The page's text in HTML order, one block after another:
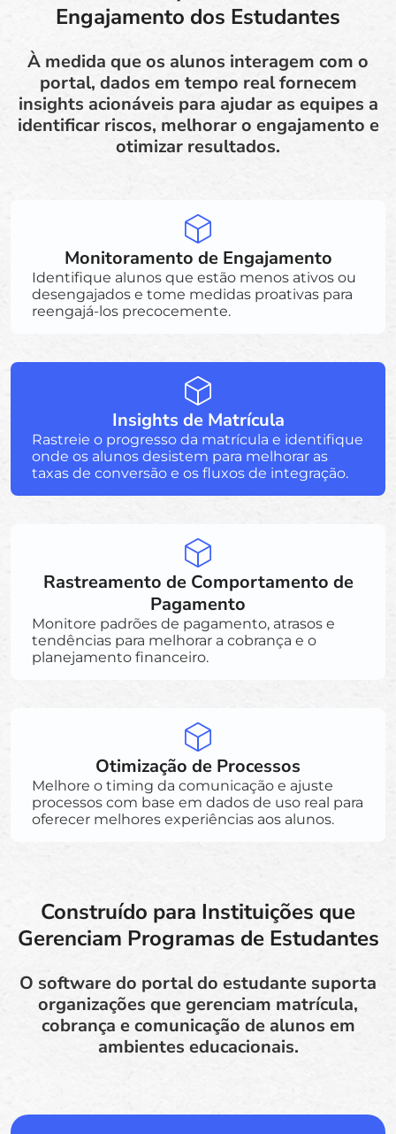
Engajamento dos Estudantes
À medida que os alunos interagem com o
portal, dados em tempo real fornecem
insights acionáveis para ajudar as equipes a
identificar riscos, melhorar o engajamento e
otimizar resultados.
Monitoramento de Engajamento
Identifique alunos que estão menos ativos ou
desengajados e tome medidas proativas para
reengajá-los precocemente.
Insights de Matrícula
Rastreie o progresso da matrícula e identifique
onde os alunos desistem para melhorar as
taxas de conversão e os fluxos de integração.
Rastreamento de Comportamento de
Pagamento
Monitore padrões de pagamento, atrasos e
tendências para melhorar a cobrança e o
planejamento financeiro.
Otimização de Processos
Melhore o timing da comunicação e ajuste
processos com base em dados de uso real para
oferecer melhores experiências aos alunos.
Construído para Instituições que
Gerenciam Programas de Estudantes
O software do portal do estudante suporta
organizações que gerenciam matrícula,
cobrança e comunicação de alunos em
ambientes educacionais.